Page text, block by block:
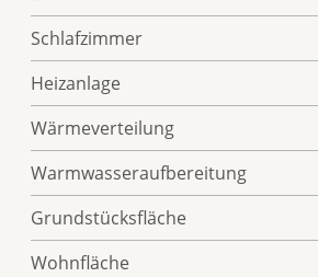
Schlafzimmer
Heizanlage
Wärmeverteilung
Warmwasseraufbereitung
Grundstücksfläche
Wohnfläche